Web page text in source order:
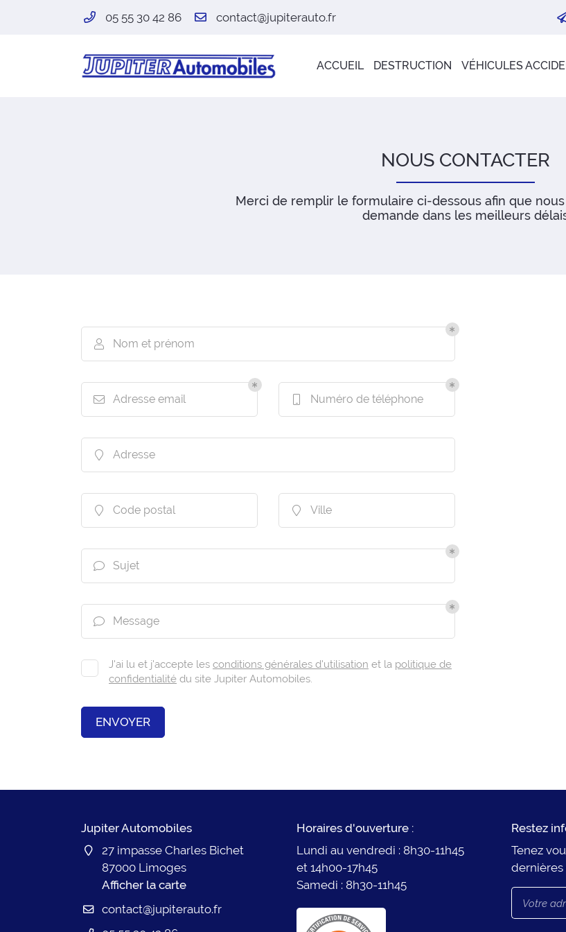
05 55 30 42 86
ACCUEIL DESTRUCTION VÉHICULES
05 55 30 42 86
désinscrire à tout moment en utilisantle formulaire de désinscription.
INSCRIPTION
NOUS CONTACTER
Merci de remplir le formulaire ci-dessous afin que
demande dans les meilleurs
 Nom et prénom
 Adresse email Numéro de téléphone
 Adresse
 Code postal  Ville
 Sujet
 Message
J'ai lu et j'accepte les conditions générales d'utilisation et la politique de
confidentialité du site Jupiter Automobiles
ENVOYER
Jupiter Automobiles
27 impasse Charles Bichet
87000 Limoges
Afficher la carte
Horaires d'ouverture :
Lundi au vendredi : 8h30-11h45
et 14h00-17h45
Samedi : 8h30-11h45
Restez
Tenez